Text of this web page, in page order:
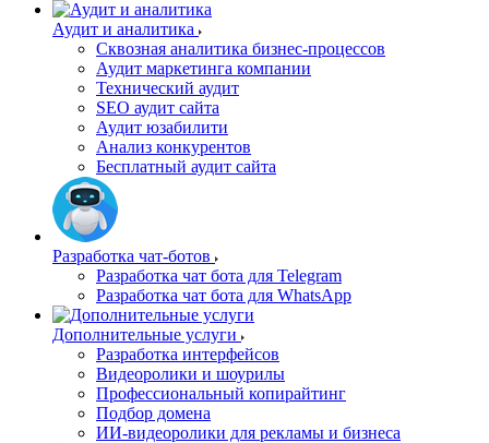
Аудит и аналитика
Сквозная аналитика бизнес-процессов
Аудит маркетинга компании
Технический аудит
SEO аудит сайта
Аудит юзабилити
Анализ конкурентов
Бесплатный аудит сайта
Разработка чат-ботов
Разработка чат бота для Telegram
Разработка чат бота для WhatsApp
Дополнительные услуги
Разработка интерфейсов
Видеоролики и шоурилы
Профессиональный копирайтинг
Подбор домена
ИИ-видеоролики для рекламы и бизнеса